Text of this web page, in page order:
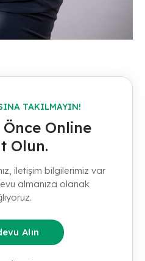
TAKILMAYIN!
Online
Olun.
iletişim bilgilerimiz var
almanıza olanak
Alın